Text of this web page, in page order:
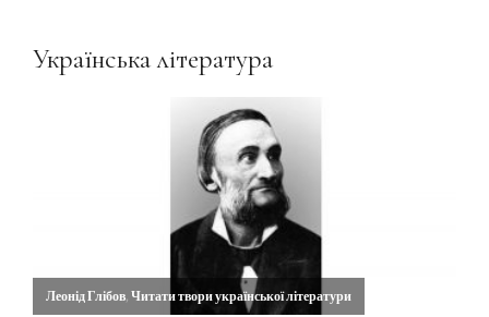
Українська література